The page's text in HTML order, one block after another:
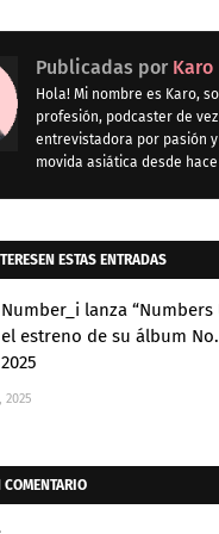
Publicadas por Karo
Hola! Mi nombre es Karo,
profesión, podcaster de
entrevistadora por pasión
movida asiática desde
ESTAS ENTRADAS
Number_i lanza
el estreno de su álbum
2025